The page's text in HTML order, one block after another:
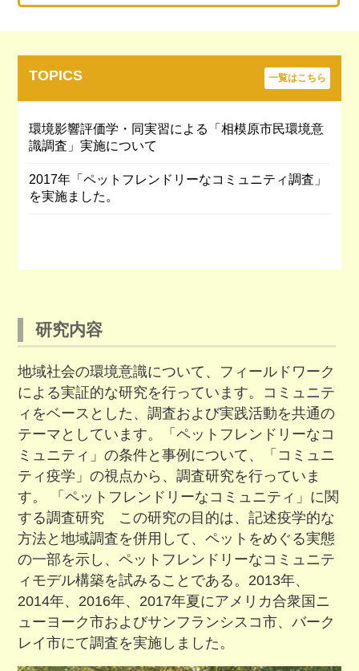
TOPICS 一覧はこちら
環境影響評価学・同実習による「相模原市民環境意
識調査」実施について
2017年「ペットフレンドリーなコミュニティ調査」
を実施ました。
研究内容
地域社会の環境意識について、フィールドワーク
による実証的な研究を行っています。コミュニテ
ィをベースとした、調査および実践活動を共通の
テーマとしています。「ペットフレンドリーなコ
ミュニティ」の条件と事例について、「コミュニ
ティ疫学」の視点から、調査研究を行っていま
す。 「ペットフレンドリーなコミュニティ」に関
する調査研究 この研究の目的は、記述疫学的な
方法と地域調査を併用して、ペットをめぐる実態
の一部を示し、ペットフレンドリーなコミュニテ
ィモデル構築を試みることである。2013年、
2014年、2016年、2017年夏にアメリカ合衆国ニ
ューヨーク市およびサンフランシスコ市、バーク
レイ市にて調査を実施しました。